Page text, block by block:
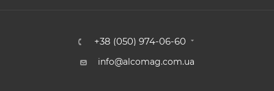
+38 (050) 974-06-60
info@alcomag.com.ua